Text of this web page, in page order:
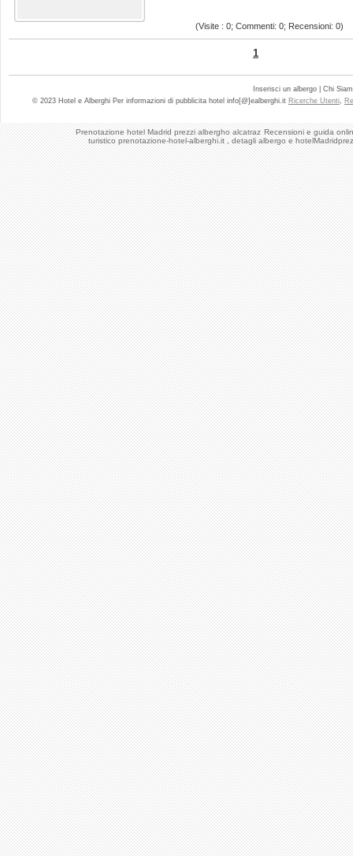
Prenotazione hotel Madrid prezzi albergho alcatraz Recensioni e guida
turistico prenotazione-hotel-alberghi.it , detagli albergo e
(Visite : 0; Commenti: 0; Recensioni: 0)
1
Inserisci un albergo | Chi
© 2023 Hotel e Alberghi Per informazioni di pubblicita hotel info[@]ealberghi.it Ricerche Utenti,